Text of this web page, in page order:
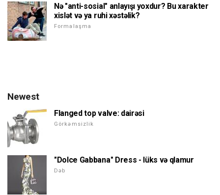
Nə "anti-sosial" anlayışı yoxdur? Bu xarakter
xislət və ya ruhi xəstəlik?
Formalaşma
Newest
Flanged top valve: dairəsi
Görkəmsizlik
"Dolce Gabbana" Dress - lüks və qlamur
Dəb